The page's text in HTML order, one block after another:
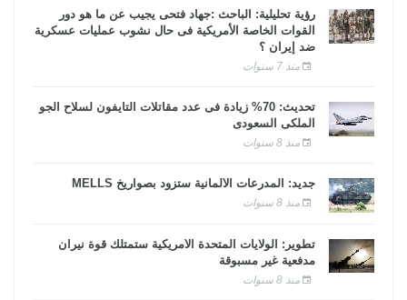
رؤية تحليلية: الباحث :جهاد فتحى يجيب عن ما هو دور
القوات الخاصة الأمريكية فى حال نشوب عمليات عسكرية
ضد إيران ؟
منذ 7 سنوات
تحديث: 70% زيادة فى عدد مقاتلات التايفون لسلاح الجو
الملكى السعودى
منذ 8 سنوات
جديد: المدرعات الألمانية ستزود بصواريخ MELLS
منذ 8 سنوات
تطوير: الولايات المتحدة الأمريكية ستمتلك قوة نيران
مدفعية غير مسبوقة
منذ 8 سنوات